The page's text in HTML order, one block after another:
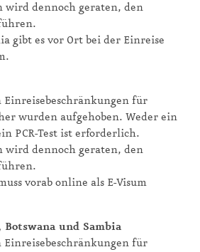
wird dennoch geraten, den
gibt es vor Ort bei der Einreise
für
wurden aufgehoben. Weder ein
PCR-Test ist erforderlich.
wird dennoch geraten, den
vorab online als E-Visum
und Sambia
für